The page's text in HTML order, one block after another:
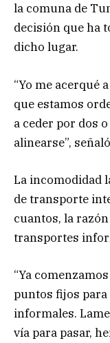
la comuna de
decisión que ha
dicho lugar.
“Yo me acerqué
que estamos
a ceder por dos
alinearse”,
La incomodidad
de transporte
cuantos, la
transportes
“Ya
puntos fijos
informales.
vía para pasar,